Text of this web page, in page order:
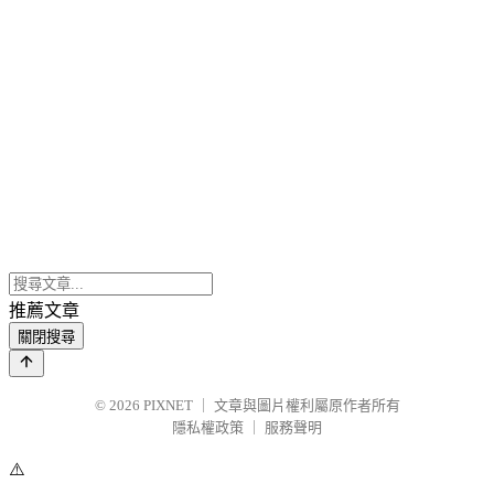
推薦文章
關閉搜尋
© 2026 PIXNET
文章與圖片權利屬原作者所有
隱私權政策
服務聲明
⚠️